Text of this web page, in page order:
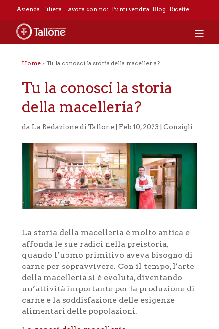
Azienda Filiera Lavora con noi Punti vendita Blog Ricette
Home» Tu la conosci la storia della macelleria?
Tu la conosci la storia
della macelleria?
da La Redazione di Tallone| Feb 10, 2023 Consigli
La storia della macelleria è molto antica e
affonda le sue radici nella preistoria,
quando l’uomo primitivo aveva bisogno di
carne per sopravvivere. Con il tempo, l’arte
della macelleria si è evoluta, diventando
un’attività importante per la produzione di
carne e la soddisfazione delle esigenze
alimentari delle popolazioni.